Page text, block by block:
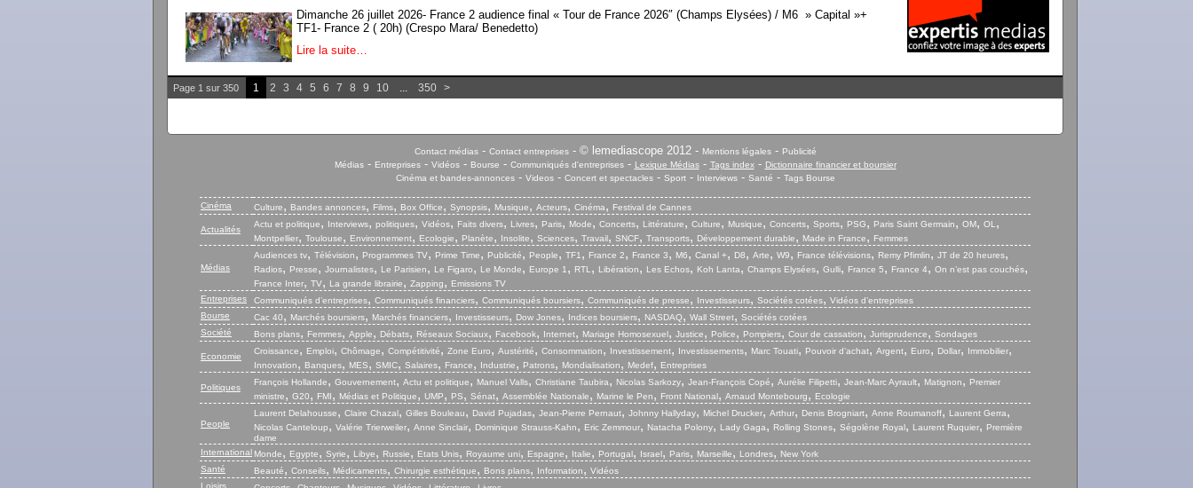
Dimanche 26 juillet 2026- France 2 audience final « Tour de France 2026″ (Champs Elysées) / M6 » Capital »+
TF1- France 2 ( 20h) (Crespo Mara/ Benedetto)
Lire la suite…
Page 1 sur 350 1 2 3 4 5 6 7 8 9 10 ... 350 >
Contact médias- Contact entreprises- © lemediascope 2012 - Mentions légales- Publicité
Médias- Entreprises- Vidéos- Bourse - Communiqués d'entreprises- Lexique Médias- Tags index- Dictionnaire financier et boursier
Cinéma et bandes-annonces- Videos- Concert et spectacles- Sport- Interviews- Santé - Tags Bourse
Cinéma Culture, Bandes annonces, Films, Box Office, Synopsis, Musique, Acteurs, Cinéma, Festival de Cannes
Actualités
Actu et politique, Interviews, politiques, Vidéos, Faits divers, Livres, Paris, Mode, Concerts, Littérature, Culture, Musique, Concerts, Sports, PSG, Paris Saint Germain, OM, OL,
Montpellier, Toulouse, Environnement, Ecologie, Planète, Insolite, Sciences, Travail, SNCF, Transports, Développement durable, Made in France, Femmes
Médias
Audiences tv, Télévision, Programmes TV, Prime Time, Publicité, People, TF1, France 2, France 3, M6, Canal +, D8, Arte, W9, France télévisions, Remy Pfimlin, JT de 20 heures,
Radios, Presse, Journalistes, Le Parisien, Le Figaro, Le Monde, Europe 1, RTL, Libération, Les Echos, Koh Lanta, Champs Elysées, Gulli, France 5, France 4, On n’est pas couchés,
France Inter, TV, La grande librairie, Zapping, Emissions TV
Entreprises
Communiqués d’entreprises, Communiqués financiers, Communiqués boursiers, Communiqués de presse, Investisseurs, Sociétés cotées, Vidéos d’entreprises
Bourse
Cac 40, Marchés boursiers, Marchés financiers, Investisseurs, Dow Jones, Indices boursiers, NASDAQ, Wall Street, Sociétés cotées
Société
Bons plans, Femmes, Apple, Débats, Réseaux Sociaux, Facebook, Internet, Mariage Homosexuel, Justice, Police, Pompiers, Cour de cassation, Jurisprudence, Sondages
Economie
Croissance, Emploi, Chômage, Compétitivité, Zone Euro, Austérité, Consommation, Investissement, Investissements, Marc Touati, Pouvoir d’achat, Argent, Euro, Dollar, Immobilier,
Innovation, Banques, MES, SMIC, Salaires, France, Industrie, Patrons, Mondialisation, Medef, Entreprises
Politiques
François Hollande, Gouvernement, Actu et politique, Manuel Valls, Christiane Taubira, Nicolas Sarkozy, Jean-François Copé, Aurélie Filipetti, Jean-Marc Ayrault, Matignon, Premier
ministre, G20, FMI, Médias et Politique, UMP, PS, Sénat, Assemblée Nationale, Marine le Pen, Front National, Arnaud Montebourg, Ecologie
People
Laurent Delahousse, Claire Chazal, Gilles Bouleau, David Pujadas, Jean-Pierre Pernaut, Johnny Hallyday, Michel Drucker, Arthur, Denis Brogniart, Anne Roumanoff, Laurent Gerra,
Nicolas Canteloup, Valérie Trierweiler, Anne Sinclair, Dominique Strauss-Kahn, Eric Zemmour, Natacha Polony, Lady Gaga, Rolling Stones, Ségolène Royal, Laurent Ruquier, Première
dame
International Monde, Egypte, Syrie, Libye, Russie, Etats Unis, Royaume uni, Espagne, Italie, Portugal, Israel, Paris, Marseille, Londres, New York
Santé
Beauté, Conseils, Médicaments, Chirurgie esthétique, Bons plans, Information, Vidéos
Loisirs